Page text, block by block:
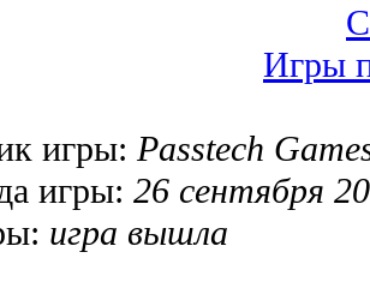
Игры
игры: Passtech
игры: 26 сентября
игра вышла